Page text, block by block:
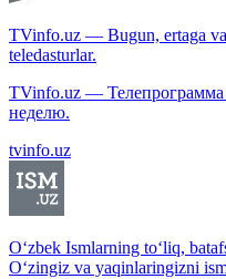
TVinfo.uz — Bugun, ertaga
teledasturlar.
TVinfo.uz —
неделю.
tvinfo.uz
O‘zbek Ismlarning to‘liq,
O‘zingiz va yaqinlaringizni